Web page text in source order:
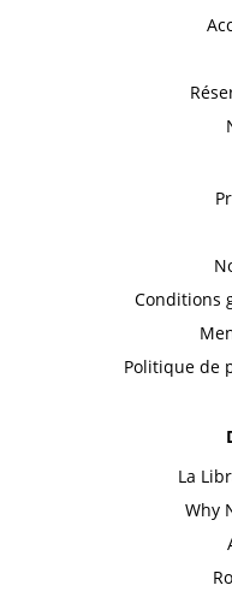
Conditions
Politique de
La
Why